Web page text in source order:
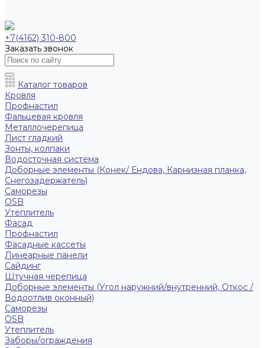
+7(4162) 310-800
Заказать звонок
Каталог товаров
Кровля
Профнастил
Фальцевая кровля
Металлочерепица
Лист гладкий
Зонты, колпаки
Водосточная система
Доборные элементы (Конек/ Ендова, Карнизная планка,
Снегозадержатель)
Саморезы
ОSB
Утеплитель
Фасад
Профнастил
Фасадные кассеты
Линеарные панели
Сайдинг
Штучная черепица
Доборные элементы (Угол наружний/внутренний, Откос /
Водоотлив оконный)
Саморезы
OSB
Утеплитель
Заборы/ограждения